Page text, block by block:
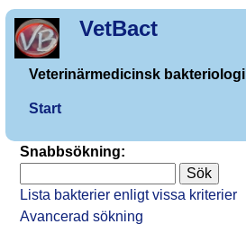
VetBact
Veterinärmedicinsk bakteriologi
Start
Snabbsökning:
Lista bakterier enligt vissa kriterier
Avancerad sökning